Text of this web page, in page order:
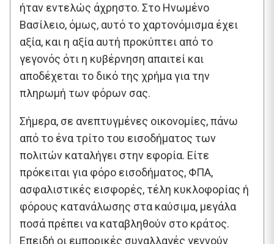
ήταν εντελώς άχρηστο. Στο Ηνωμένο
Βασίλειο, όμως, αυτό το χαρτονόμισμα έχει
αξία, και η αξία αυτή προκύπτει από το
γεγονός ότι η κυβέρνηση απαιτεί και
αποδέχεται το δικό της χρήμα για την
πληρωμή των φόρων σας.
Σήμερα, σε ανεπτυγμένες οικονομίες, πάνω
από το ένα τρίτο του εισοδήματος των
πολιτών καταλήγει στην εφορία. Είτε
πρόκειται για φόρο εισοδήματος, ΦΠΑ,
ασφαλιστικές εισφορές, τέλη κυκλοφορίας ή
φόρους κατανάλωσης στα καύσιμα, μεγάλα
ποσά πρέπει να καταβληθούν στο κράτος.
Επειδή οι εμπορικές συναλλαγές γεννούν